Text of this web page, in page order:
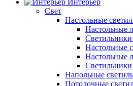
Интерьер
Свет
Настольные
Настольные
Настольные
Настольные
Светильники
Напольные
Потолочные